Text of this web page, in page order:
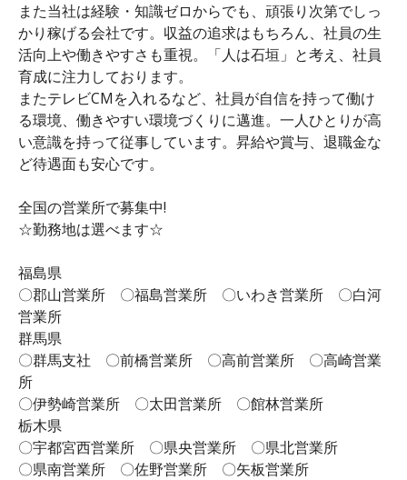
また当社は経験・知識ゼロからでも、頑張り次第でしっ
かり稼げる会社です。収益の追求はもちろん、社員の生
活向上や働きやすさも重視。「人は石垣」と考え、社員
育成に注力しております。
またテレビCMを入れるなど、社員が自信を持って働け
る環境、働きやすい環境づくりに邁進。一人ひとりが高
い意識を持って従事しています。昇給や賞与、退職金な
ど待遇面も安心です。
全国の営業所で募集中!
☆勤務地は選べます☆
福島県
〇郡山営業所 〇福島営業所 〇いわき営業所 〇白河
営業所
群馬県
〇群馬支社 〇前橋営業所 〇高前営業所 〇高崎営業
所
〇伊勢崎営業所 〇太田営業所 〇館林営業所
栃木県
〇宇都宮西営業所 〇県央営業所 〇県北営業所
〇県南営業所 〇佐野営業所 〇矢板営業所